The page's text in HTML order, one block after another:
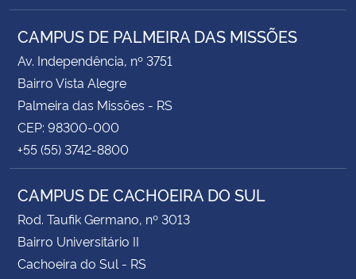
CAMPUS DE PALMEIRA DAS MISSÕES
Av. Independência, nº 3751
Bairro Vista Alegre
Palmeira das Missões - RS
CEP: 98300-000
+55 (55) 3742-8800
CAMPUS DE CACHOEIRA DO SUL
Rod. Taufik Germano, nº 3013
Bairro Universitário II
Cachoeira do Sul - RS